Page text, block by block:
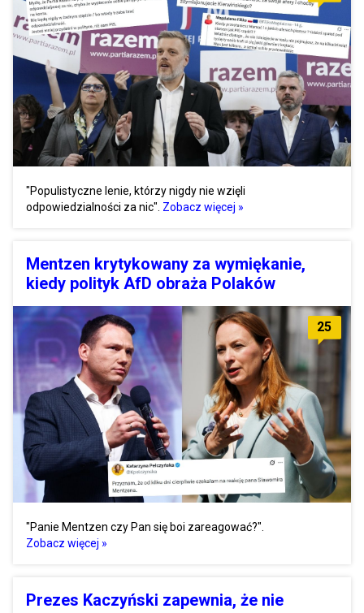
"Populistyczne lenie, którzy nigdy nie wzięli
odpowiedzialności za nic". Zobacz więcej »
Mentzen krytykowany za wymiękanie,
kiedy polityk AfD obraża Polaków
25
"Panie Mentzen czy Pan się boi zareagować?".
Zobacz więcej »
Prezes Kaczyński zapewnia, że nie